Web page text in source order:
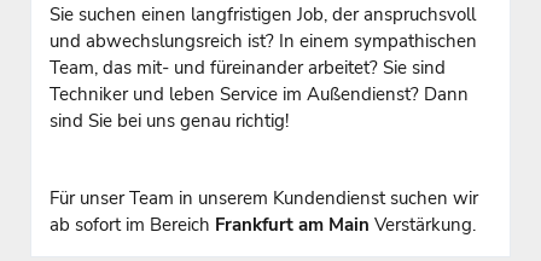
Sie suchen einen langfristigen Job, der anspruchsvoll
und abwechslungsreich ist? In einem sympathischen
Team, das mit- und füreinander arbeitet? Sie sind
Techniker und leben Service im Außendienst? Dann
sind Sie bei uns genau richtig!
Für unser Team in unserem Kundendienst suchen wir
ab sofort im Bereich Frankfurt am Main Verstärkung.